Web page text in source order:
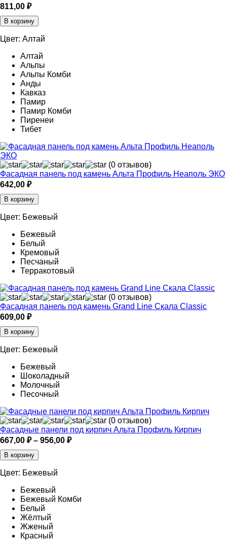
811,00 ₽
В корзину
Цвет: Алтай
Алтай
Альпы
Альпы Комби
Анды
Кавказ
Памир
Памир Комби
Пиренеи
Тибет
(0 отзывов)
Фасадная панель под камень Альта Профиль Неаполь ЭКО
642,00 ₽
В корзину
Цвет: Бежевый
Бежевый
Белый
Кремовый
Песчаный
Терракотовый
(0 отзывов)
Фасадная панель под камень Grand Line Скала Classic
609,00 ₽
В корзину
Цвет: Бежевый
Бежевый
Шоколадный
Молочный
Песочный
(0 отзывов)
Фасадные панели под кирпич Альта Профиль Кирпич
667,00 ₽ – 956,00 ₽Диапазон
В корзину
Цвет: Бежевый
Бежевый
Бежевый Комби
Белый
Жёлтый
Жженый
Красный